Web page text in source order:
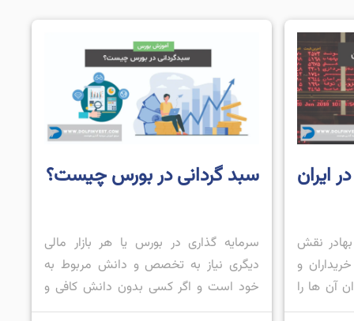
ایران
بهادر نقش
و
آن ها را
سبد گردانی در بورس چیست؟
سرمایه ‌گذاری در بورس یا هر بازار مالی
دیگری نیاز به تخصص و دانش مربوط به
خود است و اگر کسی بدون دانش کافی و
آموزش بخواهد وارد این بازار شود، ممکن